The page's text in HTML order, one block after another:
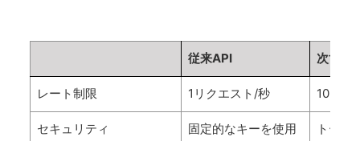
従来API 次世代
レート制限 1リクエスト/秒 10リク
セキュリティ
固定的なキーを使用
トーク